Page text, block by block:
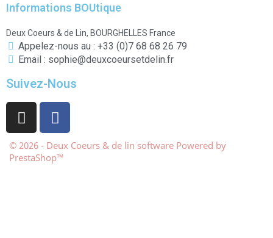
Informations BOUtique
Deux Coeurs & de Lin, BOURGHELLES France
Appelez-nous au : +33 (0)7 68 68 26 79
Email : sophie@deuxcoeursetdelin.fr
Suivez-Nous
© 2026 - Deux Coeurs & de lin software Powered by
PrestaShop™